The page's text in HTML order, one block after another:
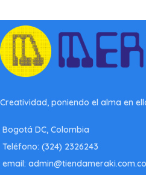
Creatividad, poniendo el alma en
Bogotá DC, Colombia
Teléfono: (324) 2326243
email: admin@tiendameraki.com.co